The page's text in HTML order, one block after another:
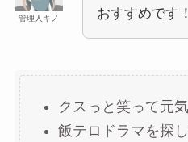
管理人キノ
おすすめです！
クスっと笑って元
飯テロドラマを探